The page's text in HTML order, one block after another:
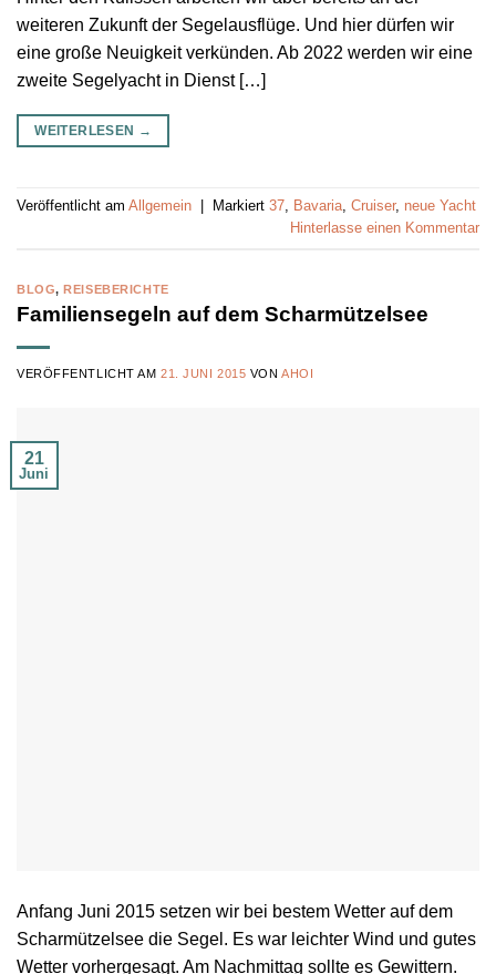
weiteren Zukunft der Segelausflüge. Und hier dürfen wir
eine große Neuigkeit verkünden. Ab 2022 werden wir eine
zweite Segelyacht in Dienst […]
WEITERLESEN →
Veröffentlicht am Allgemein Markiert 37, Bavaria, Cruiser, neue Yacht
Hinterlasse einen Kommentar
BLOG,REISEBERICHTE
Familiensegeln auf dem Scharmützelsee
VERÖFFENTLICHT AM21. JUNI 2015 VONAHOI
21
Juni
Anfang Juni 2015 setzen wir bei bestem Wetter auf dem
Scharmützelsee die Segel. Es war leichter Wind und gutes
Wetter vorhergesagt. Am Nachmittag sollte es Gewittern.